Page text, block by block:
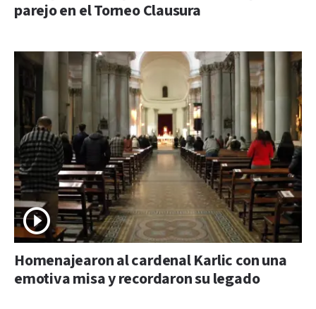
parejo en el Torneo Clausura
Homenajearon al cardenal Karlic con una
emotiva misa y recordaron su legado